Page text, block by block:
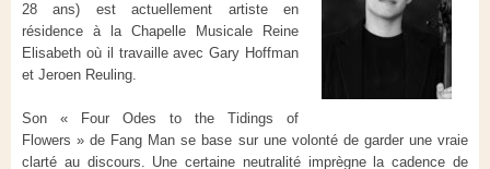
28 ans) est actuellement artiste en
résidence à la Chapelle Musicale Reine
Elisabeth où il travaille avec Gary Hoffman
et Jeroen Reuling.
Son « Four Odes to the Tidings of
Flowers » de Fang Man se base sur une volonté de garder une vraie
clarté au discours. Une certaine neutralité imprègne la cadence de